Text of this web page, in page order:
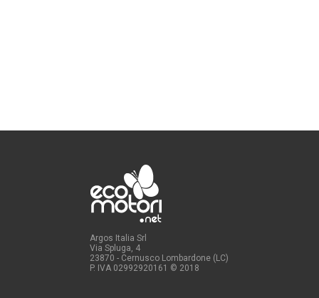
Argos Italia Srl
Via Spluga, 4
23870 - Cernusco Lombardone (LC)
P. IVA 02992920161 © 2018